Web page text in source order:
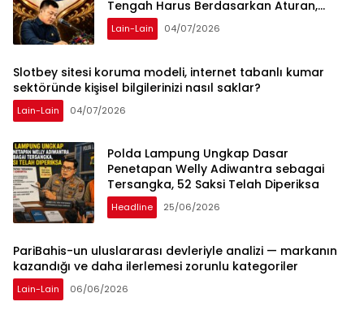
Tengah Harus Berdasarkan Aturan,
Bukan Tekanan Opini
Lain-Lain 04/07/2026
Slotbey sitesi koruma modeli, internet tabanlı kumar
sektöründe kişisel bilgilerinizi nasıl saklar?
Lain-Lain 04/07/2026
Polda Lampung Ungkap Dasar
Penetapan Welly Adiwantra sebagai
Tersangka, 52 Saksi Telah Diperiksa
Headline 25/06/2026
PariBahis-un uluslararası devleriyle analizi — markanın
kazandığı ve daha ilerlemesi zorunlu kategoriler
Lain-Lain 06/06/2026